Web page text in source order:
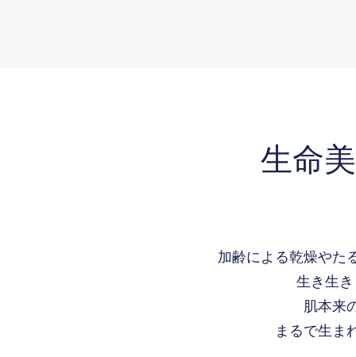
生命
加齢による乾燥やた
生き生
肌本来
まるで生ま